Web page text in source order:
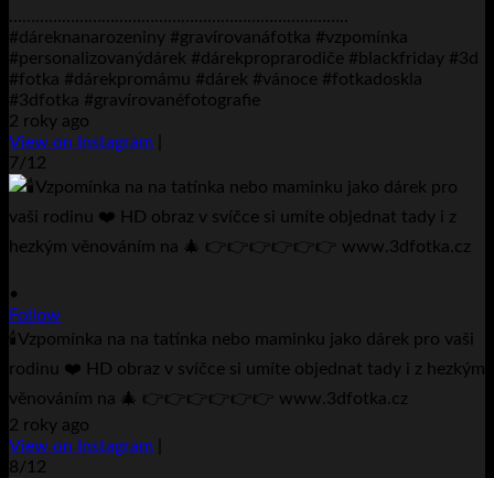
…………………………………………………………………..
#dáreknanarozeniny #gravírovanáfotka #vzpomínka
#personalizovanýdárek #dárekproprarodiče #blackfriday #3d
#fotka #dárekpromámu #dárek #vánoce #fotkadoskla
#3dfotka #gravírovanéfotografie
2 roky ago
View on Instagram
7/12
•
Follow
🕯️Vzpomínka na na tatínka nebo maminku jako dárek pro vaši
rodinu ❤️ HD obraz v svíčce si umíte objednat tady i z hezkým
věnováním na 🎄 👉👉👉👉👉👉 www.3dfotka.cz
2 roky ago
View on Instagram
8/12